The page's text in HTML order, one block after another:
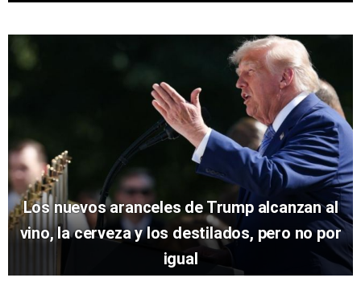
Los nuevos aranceles de Trump alcanzan al
vino, la cerveza y los destilados, pero no por
igual